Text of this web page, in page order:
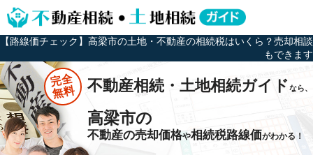
【路線価チェック】高梁市の土地・不動産の相続税はいくら？売却相談
もできます
完全
無料 不動産相続・土地相続ガイドなら、
高梁市の
不動産の売却価格や相続税路線価がわかる！